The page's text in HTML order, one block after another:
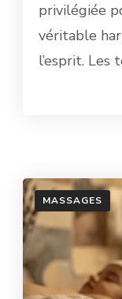
privilégiée
véritable
l’esprit. Les
MASSAGES